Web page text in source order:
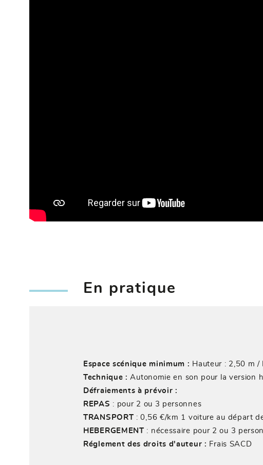
En pratique
Espace scénique minimum : Hauteur : 2,50 m
Technique : Autonomie en son pour la version
Défraiements à prévoir :
REPAS : pour 2 ou 3 personnes
TRANSPORT : 0,56 €/km 1 voiture au départ
HEBERGEMENT : nécessaire pour 2 ou 3
Réglement des droits d'auteur : Frais SACD